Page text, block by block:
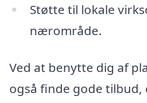
Støtte til lokale
nærområde.
Ved at benytte dig af
også finde gode tilbud,